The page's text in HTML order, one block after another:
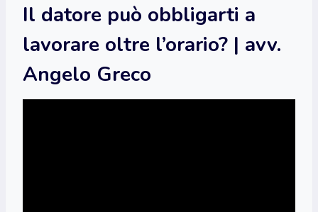
Il datore può obbligarti a
lavorare oltre l’orario? | avv.
Angelo Greco